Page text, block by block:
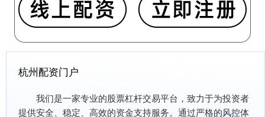
杭州配资门户
我们是一家专业的股票杠杆交易平台，致力于为投资者
提供安全、稳定、高效的资金支持服务。通过严格的风控体